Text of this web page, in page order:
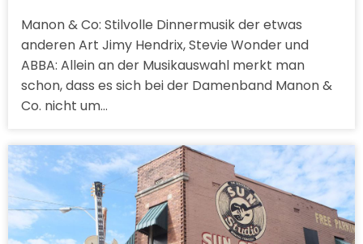
Manon & Co: Stilvolle Dinnermusik der etwas
anderen Art Jimy Hendrix, Stevie Wonder und
ABBA: Allein an der Musikauswahl merkt man
schon, dass es sich bei der Damenband Manon &
Co. nicht um…